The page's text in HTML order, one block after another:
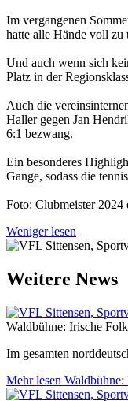
Im vergangenen
hatte alle Hände voll zu
Und auch wenn sich
Platz in der
Auch die
Haller gegen Jan
6:1 bezwang.
Ein besonderes
Gange, sodass die
Foto: Clubmeister 2024
Weniger lesen
Weitere News
Waldbühne: Irische
Im gesamten
Mehr lesen